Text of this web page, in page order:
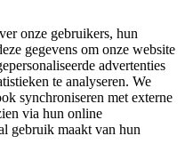
onze gebruikers, hun
gegevens om onze website
advertenties
te analyseren. We
synchroniseren met externe
via hun online
gebruik maakt van hun